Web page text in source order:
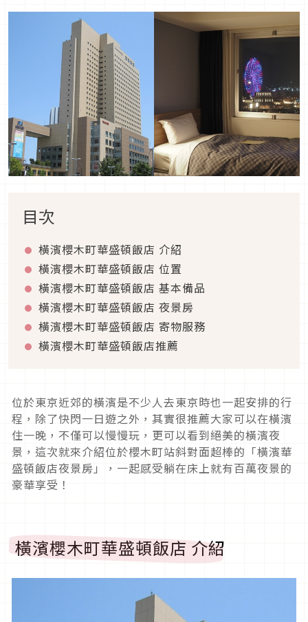
目次
橫濱櫻木町華盛頓飯店 介紹
橫濱櫻木町華盛頓飯店 位置
橫濱櫻木町華盛頓飯店 基本備品
橫濱櫻木町華盛頓飯店 夜景房
橫濱櫻木町華盛頓飯店 寄物服務
橫濱櫻木町華盛頓飯店推薦
位於東京近郊的橫濱是不少人去東京時也一起安排的行
程，除了快閃一日遊之外，其實很推薦大家可以在橫濱
住一晚，不僅可以慢慢玩，更可以看到絕美的橫濱夜
景，這次就來介紹位於櫻木町站斜對面超棒的「橫濱華
盛頓飯店夜景房」，一起感受躺在床上就有百萬夜景的
豪華享受！
橫濱櫻木町華盛頓飯店 介紹